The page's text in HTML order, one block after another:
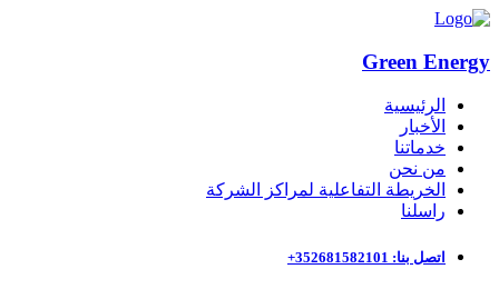
Green Energy
الرئيسية
الأخبار
خدماتنا
من نحن
الخريطة التفاعلية لمراكز الشركة
راسلنا
اتصل بنا: 352681582101+